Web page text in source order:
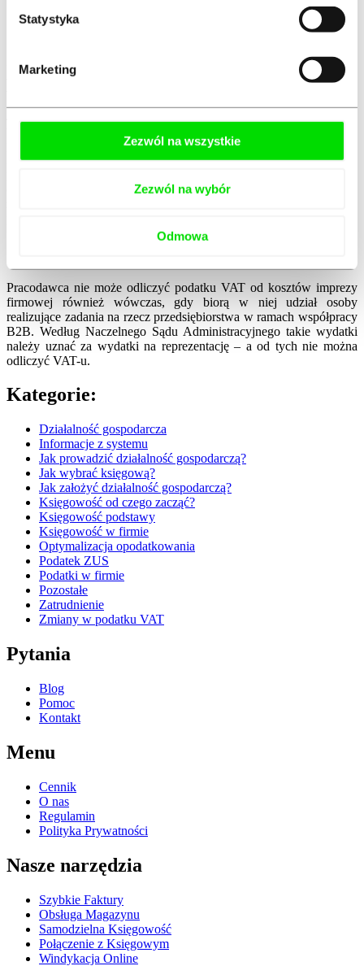
Statystyka
Marketing
Zezwól na wszystkie
Zezwól na wybór
Odmowa
Konto firmowe – czym różni się
od prywatnego?
Impreza firmowa ze współmałżonkami
pracowników a VAT
podatku VAT od jej organizacji. Dotyczy to również wszelkich
innych osób z zewnątrz zaproszonych na imprezę. Według organów
opodatkowanymi czynnościami, ponieważ rodzina osób
Pracodawca nie może odliczyć podatku VAT od kosztów imprezy
firmowej również wówczas, gdy biorą w niej udział osoby
realizujące zadania na rzecz przedsiębiorstwa w ramach współpracy
B2B. Według Naczelnego Sądu Administracyjnego takie wydatki
należy uznać za wydatki na reprezentację – a od tych nie można
odliczyć VAT-u.
Kategorie:
Działalność gospodarcza
Informacje z systemu
Jak prowadzić działalność gospodarczą?
Jak wybrać księgową?
Jak założyć działalność gospodarczą?
Księgowość od czego zacząć?
Księgowość podstawy
Księgowość w firmie
Optymalizacja opodatkowania
Podatek ZUS
Podatki w firmie
Pozostałe
Zatrudnienie
Zmiany w podatku VAT
Pytania
Blog
Pomoc
Kontakt
Menu
Cennik
O nas
Regulamin
Polityka Prywatności
Nasze narzędzia
Szybkie Faktury
Obsługa Magazynu
Samodzielna Księgowość
Połączenie z Księgowym
Windykacja Online